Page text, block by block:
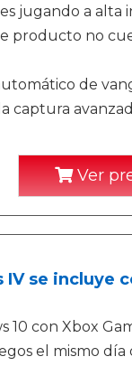
jugando a alta
producto no
de
captura
Ver
IV se incluye
con Xbox
el mismo